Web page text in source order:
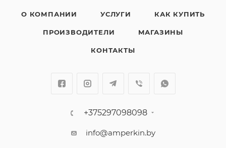
О КОМПАНИИ УСЛУГИ КАК КУПИТЬ
ПРОИЗВОДИТЕЛИ МАГАЗИНЫ
КОНТАКТЫ
+375297098098
info@amperkin.by